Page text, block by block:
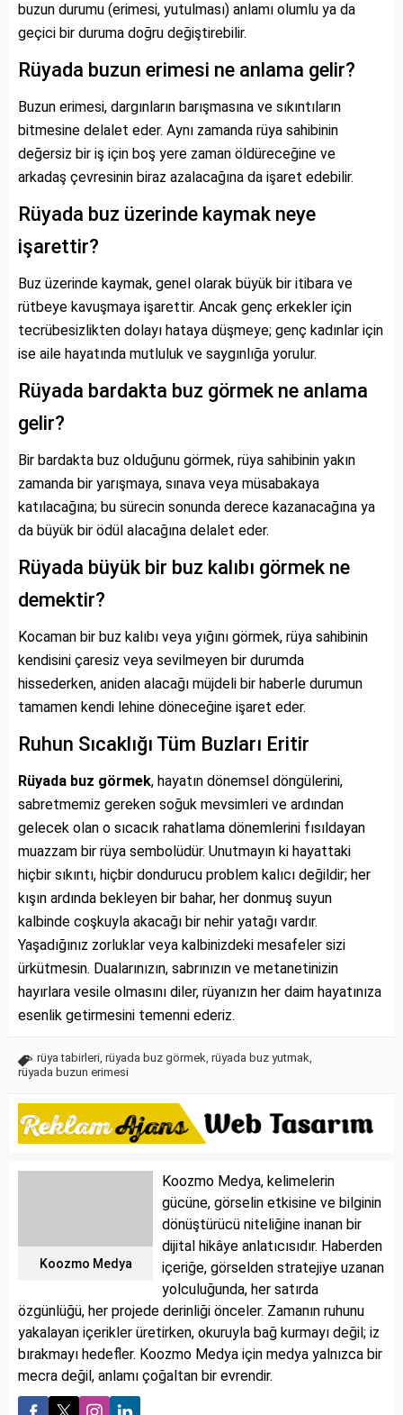
buzun durumu (erimesi, yutulması) anlamı olumlu ya da
geçici bir duruma doğru değiştirebilir.
Rüyada buzun erimesi ne anlama gelir?
Buzun erimesi, dargınların barışmasına ve sıkıntıların
bitmesine delalet eder. Aynı zamanda rüya sahibinin
değersiz bir iş için boş yere zaman öldüreceğine ve
arkadaş çevresinin biraz azalacağına da işaret edebilir.
Rüyada buz üzerinde kaymak neye
işarettir?
Buz üzerinde kaymak, genel olarak büyük bir itibara ve
rütbeye kavuşmaya işarettir. Ancak genç erkekler için
tecrübesizlikten dolayı hataya düşmeye; genç kadınlar için
ise aile hayatında mutluluk ve saygınlığa yorulur.
Rüyada bardakta buz görmek ne anlama
gelir?
Bir bardakta buz olduğunu görmek, rüya sahibinin yakın
zamanda bir yarışmaya, sınava veya müsabakaya
katılacağına; bu sürecin sonunda derece kazanacağına ya
da büyük bir ödül alacağına delalet eder.
Rüyada büyük bir buz kalıbı görmek ne
demektir?
Kocaman bir buz kalıbı veya yığını görmek, rüya sahibinin
kendisini çaresiz veya sevilmeyen bir durumda
hissederken, aniden alacağı müjdeli bir haberle durumun
tamamen kendi lehine döneceğine işaret eder.
Ruhun Sıcaklığı Tüm Buzları Eritir
Rüyada buz görmek, hayatın dönemsel döngülerini,
sabretmemiz gereken soğuk mevsimleri ve ardından
gelecek olan o sıcacık rahatlama dönemlerini fısıldayan
muazzam bir rüya sembolüdür. Unutmayın ki hayattaki
hiçbir sıkıntı, hiçbir dondurucu problem kalıcı değildir; her
kışın ardında bekleyen bir bahar, her donmuş suyun
kalbinde coşkuyla akacağı bir nehir yatağı vardır.
Yaşadığınız zorluklar veya kalbinizdeki mesafeler sizi
ürkütmesin. Dualarınızın, sabrınızın ve metanetinizin
hayırlara vesile olmasını diler, rüyanızın her daim hayatınıza
esenlik getirmesini temenni ederiz.
rüya tabirleri, rüyada buz görmek, rüyada buz yutmak,
rüyada buzun erimesi
Koozmo Medya
Koozmo Medya, kelimelerin
gücüne, görselin etkisine ve bilginin
dönüştürücü niteliğine inanan bir
dijital hikâye anlatıcısıdır. Haberden
içeriğe, görselden stratejiye uzanan
yolculuğunda, her satırda
özgünlüğü, her projede derinliği önceler. Zamanın ruhunu
yakalayan içerikler üretirken, okuruyla bağ kurmayı değil; iz
bırakmayı hedefler. Koozmo Medya için medya yalnızca bir
mecra değil, anlamı çoğaltan bir evrendir.